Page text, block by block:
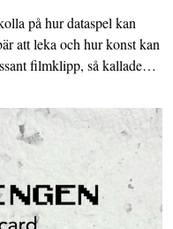
på hur dataspel kan
att leka och hur konst kan
filmklipp, så kallade…